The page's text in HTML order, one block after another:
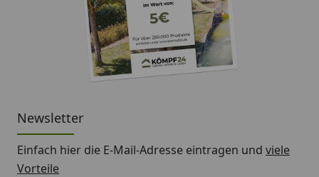
Newsletter
Einfach hier die E-Mail-Adresse eintragen und viele
Vorteile